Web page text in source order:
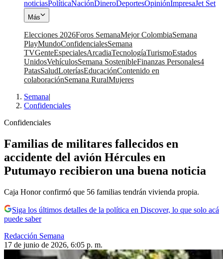
noticiasPolíticaNaciónDineroDeportesOpiniónImpresaJet Set
Más
Elecciones 2026Foros SemanaMejor ColombiaSemana
PlayMundoConfidencialesSemana
TVGenteEspecialesArcadiaTecnologíaTurismoEstados
UnidosVehículosSemana SostenibleFinanzas Personales4
PatasSaludLoteríasEducaciónContenido en
colaboraciónSemana RuralMujeres
Semana|
Confidenciales
Confidenciales
Familias de militares fallecidos en
accidente del avión Hércules en
Putumayo recibieron una buena noticia
Caja Honor confirmó que 56 familias tendrán vivienda propia.
Siga los últimos detalles de la política en Discover, lo que solo acá
puede saber
Redacción Semana
17 de junio de 2026, 6:05 p. m.